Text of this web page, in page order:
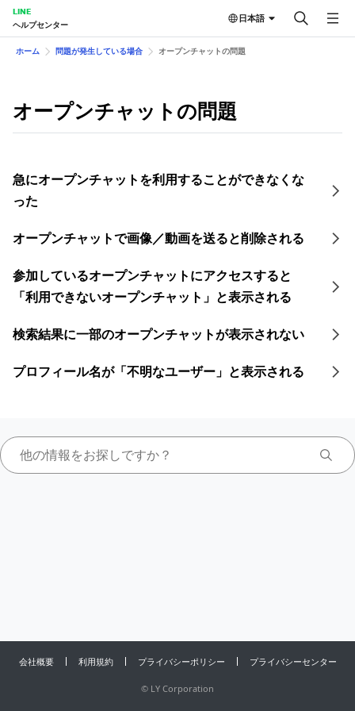
LINE
ヘルプセンター
日本語
ホーム 問題が発生している場合 オープンチャットの問題
オープンチャットの問題
急にオープンチャットを利用することができなくな
った
オープンチャットで画像／動画を送ると削除される
参加しているオープンチャットにアクセスすると
「利用できないオープンチャット」と表示される
検索結果に一部のオープンチャットが表示されない
プロフィール名が「不明なユーザー」と表示される
会社概要 利用規約 プライバシーポリシー プライバシーセンター
© LY Corporation